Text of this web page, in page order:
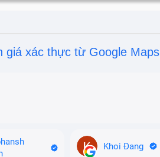
giá xác thực từ Google Maps
Khoi Đang